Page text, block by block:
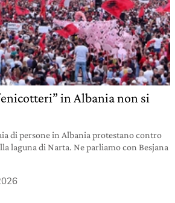
in Albania non si
di persone in Albania protestano contro
laguna di Narta. Ne parliamo con Besjana